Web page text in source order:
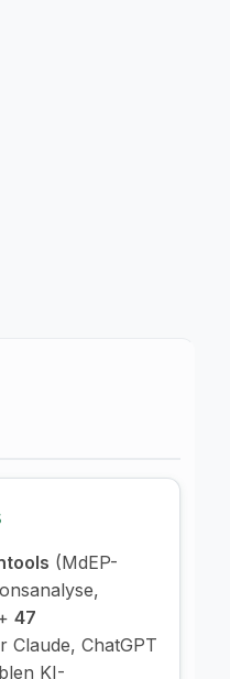
(MdEP-
47
Claude, ChatGPT
KI-